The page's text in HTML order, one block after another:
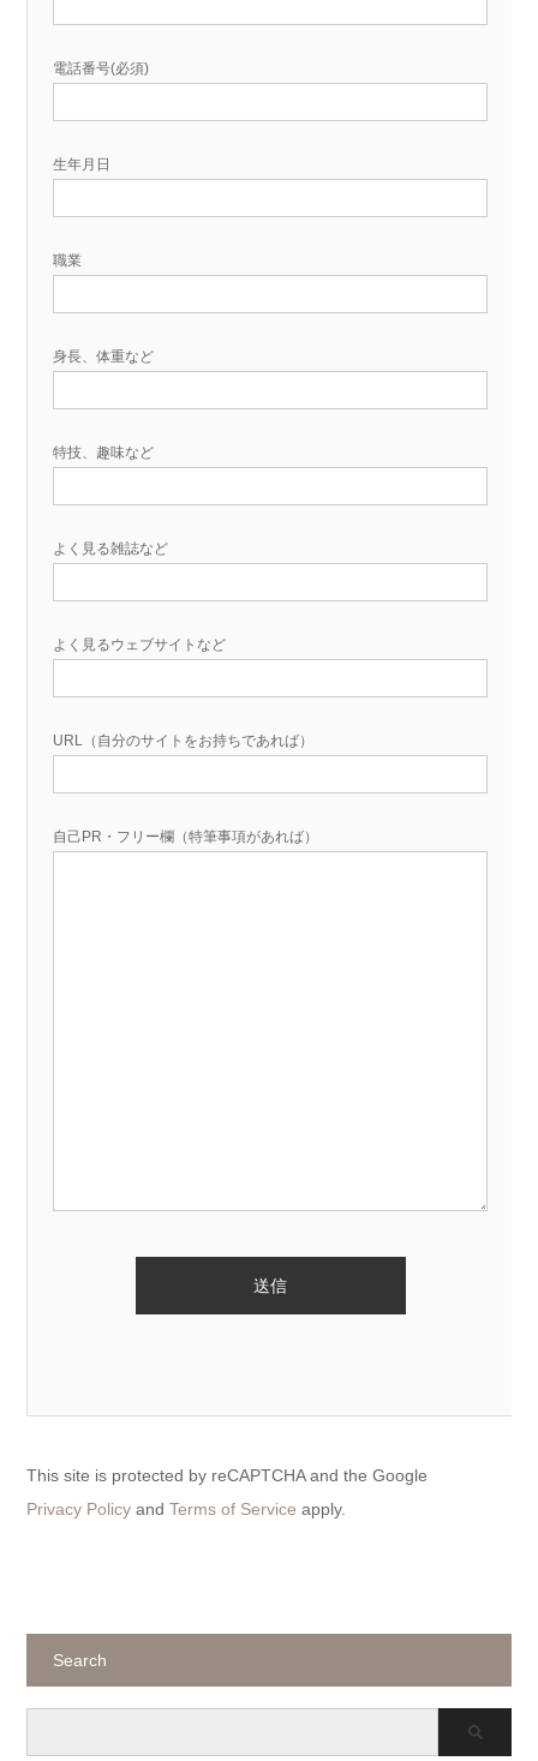
電話番号(必須)
生年月日
職業
身長、体重など
特技、趣味など
よく見る雑誌など
よく見るウェブサイトなど
URL（自分のサイトをお持ちであれば）
自己PR・フリー欄（特筆事項があれば）
This site is protected by reCAPTCHA and the Google
Privacy Policy and Terms of Service apply.
Search